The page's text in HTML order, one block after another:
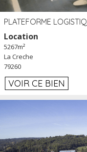
Location
5267m²
La Creche
79260
VOIR CE BIEN